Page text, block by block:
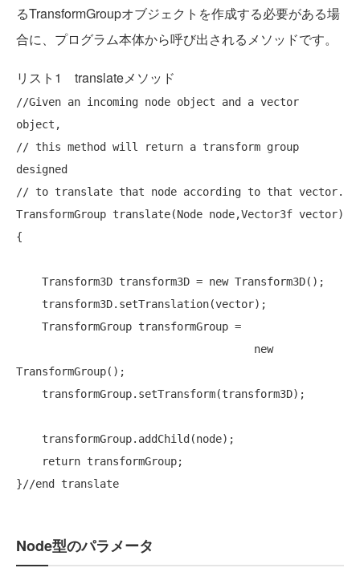
るTransformGroupオブジェクトを作成する必要がある場
合に、プログラム本体から呼び出されるメソッドです。
リスト1 translateメソッド
//Given an incoming node object and a vector
object,
// this method will return a transform group
designed
// to translate that node according to that vector.
TransformGroup translate(Node node,Vector3f vector)
{
    Transform3D transform3D =
new Transform3D();
new
TransformGroup();
return transformGroup;
}//end translate
Node型のパラメータ